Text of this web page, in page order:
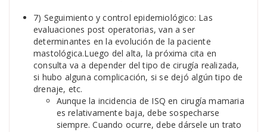
7) Seguimiento y control epidemiológico: Las
evaluaciones post operatorias, van a ser
determinantes en la evolución de la paciente
mastológica.Luego del alta, la próxima cita en
consulta va a depender del tipo de cirugía realizada,
si hubo alguna complicación, si se dejó algún tipo de
drenaje, etc.
Aunque la incidencia de ISQ en cirugía mamaria
es relativamente baja, debe sospecharse
siempre. Cuando ocurre, debe dársele un trato